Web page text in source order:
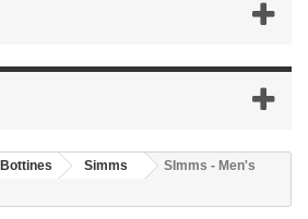
Bottines Simms
SImms - Men's